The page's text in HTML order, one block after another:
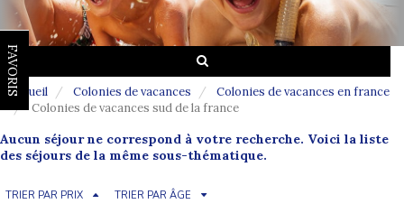
FAVORIS
Accueil Colonies de vacances
Colonies de vacances en france
Colonies de vacances sud de la france
Aucun séjour ne correspond à votre recherche. Voici la liste
des séjours de la même sous-thématique.
TRIER PAR PRIX TRIER PAR ÂGE